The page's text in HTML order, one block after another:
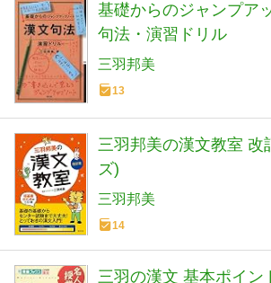
基礎からのジャンプア
句法・演習ドリル
三羽邦美
13
三羽邦美の漢文教室 改
ズ)
三羽邦美
14
三羽の漢文 基本ポイン